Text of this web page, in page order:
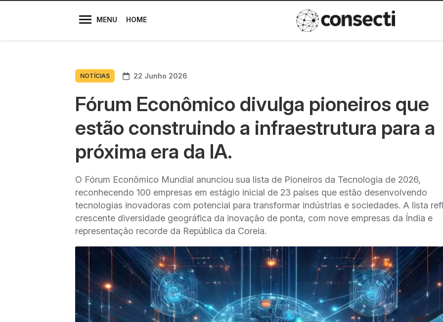
MENU HOME
Diretores
Política de
NOTÍCIAS 22 Junho 2026
Fórum Econômico divulga pioneiros que
estão construindo a infraestrutura para a
próxima era da IA.
O Fórum Econômico Mundial anunciou sua lista de Pioneiros da Tecnologia de 2026,
reconhecendo 100 empresas em estágio inicial de 23 países que estão desenvolvendo
tecnologias inovadoras com potencial para transformar indústrias e sociedades. A lista
crescente diversidade geográfica da inovação de ponta, com nove empresas da Índia e
representação recorde da República da Coreia.